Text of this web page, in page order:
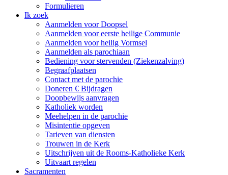
Formulieren
Ik zoek
Aanmelden voor Doopsel
Aanmelden voor eerste heilige Communie
Aanmelden voor heilig Vormsel
Aanmelden als parochiaan
Bediening voor stervenden (Ziekenzalving)
Begraafplaatsen
Contact met de parochie
Doneren € Bijdragen
Doopbewijs aanvragen
Katholiek worden
Meehelpen in de parochie
Misintentie opgeven
Tarieven van diensten
Trouwen in de Kerk
Uitschrijven uit de Rooms-Katholieke Kerk
Uitvaart regelen
Sacramenten